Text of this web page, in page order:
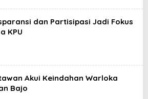
dan Partisipasi Jadi Fokus
KPU
Akui Keindahan Warloka
Bajo